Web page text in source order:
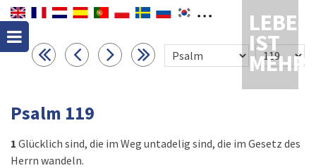
LEBEN
IST
MEHR
Psalm 119
1 Glücklich sind, die im Weg untadelig sind, die im Gesetz des
Herrn wandeln.